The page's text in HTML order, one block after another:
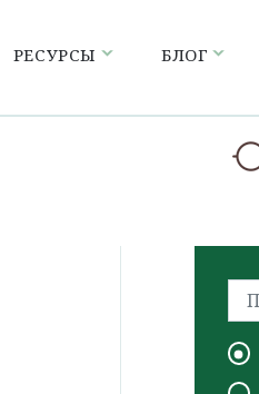
РЕСУРСЫ БЛОГ